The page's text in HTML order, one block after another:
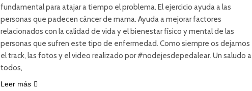
fundamental para atajar a tiempo el problema. El ejercicio ayuda a las
personas que padecen cáncer de mama. Ayuda a mejorar factores
relacionados con la calidad de vida y el bienestar físico y mental de las
personas que sufren este tipo de enfermedad. Como siempre os dejamos
el track, las fotos y el video realizado por #nodejesdepedalear. Un saludo a
todos,
Leer más